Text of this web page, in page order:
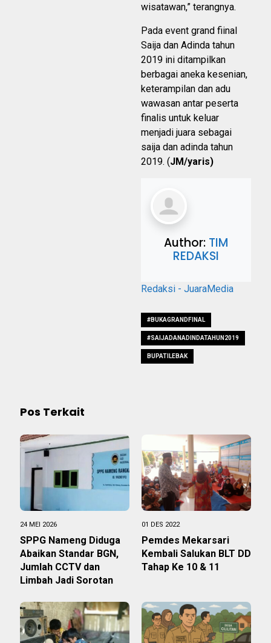
wisatawan,” terangnya.
Pada event grand fiinal
Saija dan Adinda tahun
2019 ini ditampilkan
berbagai aneka kesenian,
keterampilan dan adu
wawasan antar peserta
finalis untuk keluar
menjadi juara sebagai
saija dan adinda tahun
2019. (JM/yaris)
Author: TIM
REDAKSI
Redaksi - JuaraMedia
#BUKAGRANDFINAL
#SAIJADANADINDATAHUN2019
BUPATILEBAK
Pos Terkait
24 MEI 2026
SPPG Nameng Diduga
Abaikan Standar BGN,
Jumlah CCTV dan
Limbah Jadi Sorotan
01 DES 2022
Pemdes Mekarsari
Kembali Salukan BLT DD
Tahap Ke 10 & 11